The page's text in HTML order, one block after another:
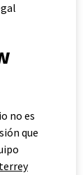
no es
que